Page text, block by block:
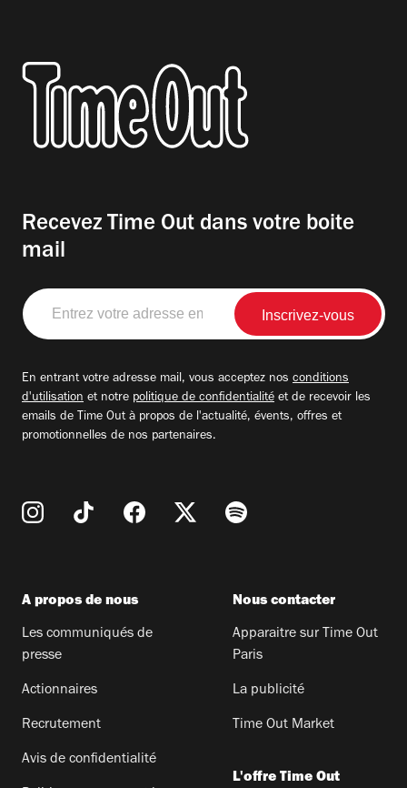
Recevez Time Out dans votre boite
mail
Entrez
votre
adresse
En entrant votre adresse mail, vous acceptez nos conditions
d'utilisation et notre politique de confidentialité et de recevoir les
emails de Time Out à propos de l'actualité, évents, offres et
promotionnelles de nos partenaires.
A propos de nous
Les communiqués de
presse
Actionnaires
Recrutement
Avis de confidentialité
Nous contacter
Apparaitre sur Time Out
Paris
La publicité
Time Out Market
L'offre Time Out